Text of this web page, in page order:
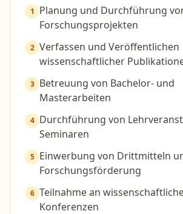
1
Planung und Durchführung
Forschungsprojekten
2 Verfassen und Veröffentlichen
wissenschaftlicher
3 Betreuung von Bachelor- und
Masterarbeiten
4 Durchführung von
Seminaren
5 Einwerbung von Drittmitteln
Forschungsförderung
6 Teilnahme an
Konferenzen